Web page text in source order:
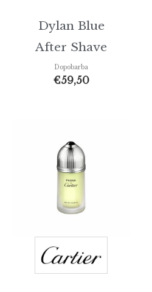
Dylan Blue
After Shave
Dopobarba
€59,50